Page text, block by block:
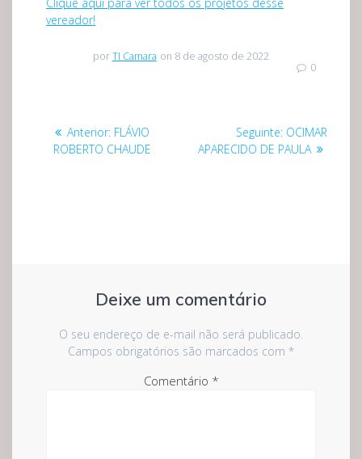
vereador!
porTI Camara on 8 de agosto de 2022
0
Navegação
Anterior: Post
anterior:
FLÁVIO
ROBERTO CHAUDE
Seguinte: Post
seguinte:
OCIMAR
APARECIDO DE PAULA
Deixe um comentário
O seu endereço de e-mail não será publicado.
Campos obrigatórios são marcados com *
Comentário *